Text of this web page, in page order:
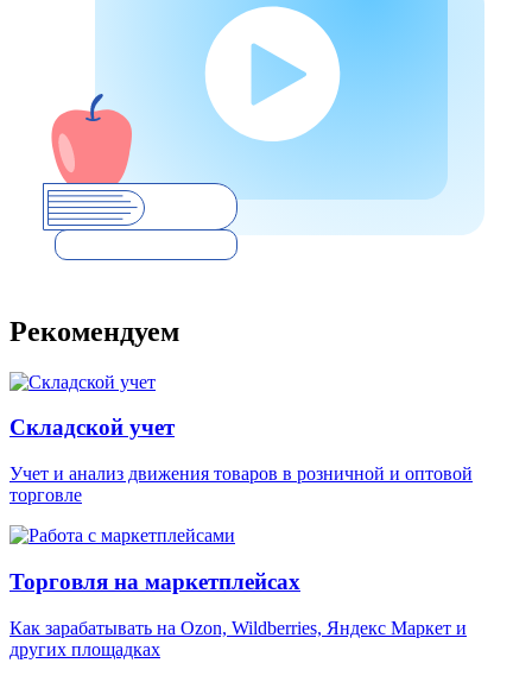
Рекомендуем
Складской учет
Учет и анализ движения товаров в розничной и оптовой
торговле
Торговля на маркетплейсах
Как зарабатывать на Ozon, Wildberries, Яндекс Маркет и
других площадках